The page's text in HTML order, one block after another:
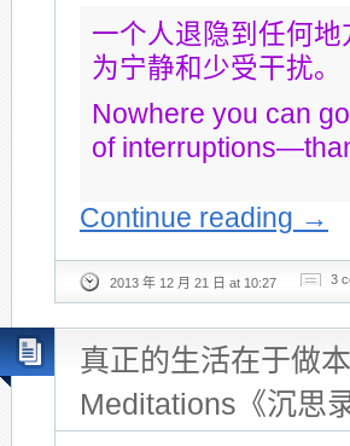
一个人退隐到任何
为宁静和少受干扰。
Nowhere you can
of
Continue reading →
2013 年 12 月 21 日 at 10:27 3
真正的生活在于做
Meditations《沉思